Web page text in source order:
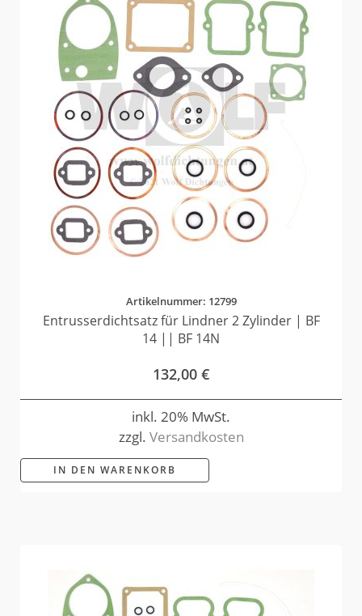
Artikelnummer: 12799
Entrusserdichtsatz für Lindner 2 Zylinder | BF
14 || BF 14N
132,00 €
inkl. 20% MwSt.
zzgl. Versandkosten
IN DEN WARENKORB